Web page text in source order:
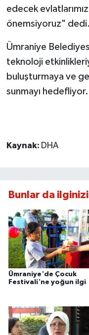
edecek
önemsiyoruz" dedi.
Ümraniye
teknoloji
buluşturmaya ve
sunmayı hedefliyor.
Kaynak: DHA
Bunlar da
Ümraniye'de Çocuk
Festivali'ne yoğun ilgi